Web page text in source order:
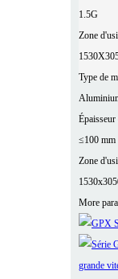
1.5G
Zone
Type de
≤100 mm
Zone
More